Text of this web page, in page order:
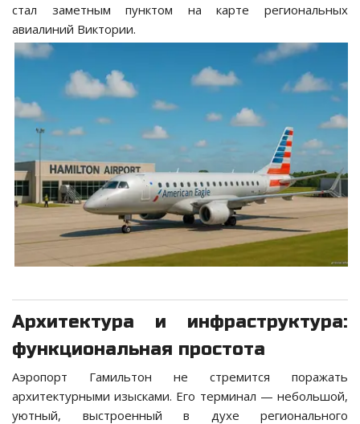
стал заметным пунктом на карте региональных
авиалиний Виктории.
Архитектура и инфраструктура:
функциональная простота
Аэропорт Гамильтон не стремится поражать
архитектурными изысками. Его терминал — небольшой,
уютный, выстроенный в духе регионального